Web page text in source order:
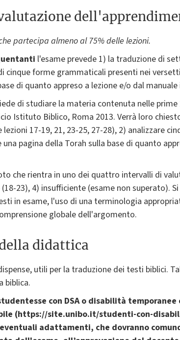
partecipa almeno al 75% delle lezioni.
l'esame prevede 1) la traduzione di
forme grammaticali presenti nei
di quanto appreso a lezione e/o dal
di studiare la materia contenuta nelle prime
Istituto Biblico, Roma 2013. Verrà loro
17-19, 21, 23-25, 27-28), 2) analizzare
pagina della Torah sulla base di quanto
che rientra in uno dei quattro intervalli di
23), 4) insufficiente (esame non superato).
in esame, l'uso di una terminologia
globale dell'argomento.
didattica
utili per la traduzione dei testi biblici.
biblica.
con DSA o disabilità
(https://site.unibo.it/studenti-con-
adattamenti, che dovranno